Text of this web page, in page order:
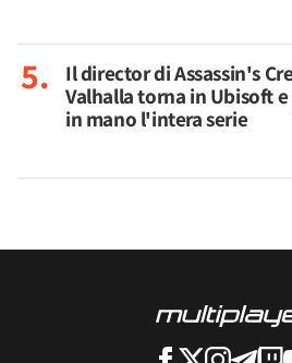
Il director di Assassin's
Valhalla torna in Ubisoft
in mano l'intera serie